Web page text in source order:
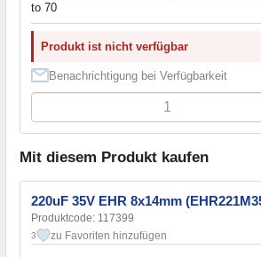
to 70
Produkt ist nicht verfügbar
Benachrichtigung bei Verfügbarkeit
Mit diesem Produkt kaufen
220uF 35V EHR 8x14mm
Produktcode: 117399
3 zu Favoriten hinzufügen